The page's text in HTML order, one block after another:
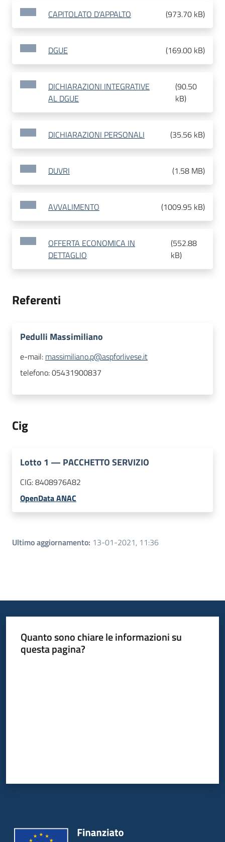
CAPITOLATO D'APPALTO (973.70 kB)
DGUE (169.00 kB)
DICHIARAZIONI INTEGRATIVE
AL DGUE
(90.50
kB)
DICHIARAZIONI PERSONALI (35.56 kB)
DUVRI (1.58 MB)
AVVALIMENTO (1009.95 kB)
OFFERTA ECONOMICA IN
DETTAGLIO
(552.88
kB)
Referenti
Pedulli Massimiliano
e-mail: massimiliano.p@aspforlivese.it
telefono:05431900837
Cig
Lotto 1 — PACCHETTO SERVIZIO
CIG:8408976A82
OpenData ANAC
Ultimo aggiornamento: 13-01-2021, 11:36
Quanto sono chiare le informazioni su
questa pagina?